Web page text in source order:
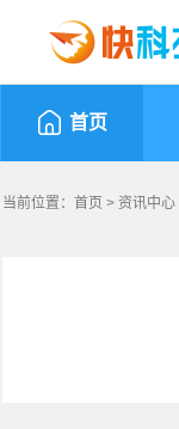
首页
当前位置： 首页 > 资讯中心